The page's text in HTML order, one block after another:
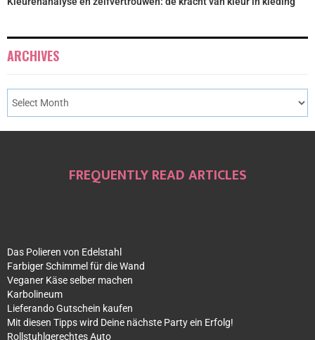
ARCHIVES
FREQUENTLY READ ARTICLES
Das Polieren von Edelstahl
Farbiger Schimmel für die Wand
Veganer Käse selber machen
Karbolineum
Lieferando Gutschein kaufen
Mit diesen Tipps wird Deine nächste Party ein Erfolg!
Rollstuhlgerechtes Auto